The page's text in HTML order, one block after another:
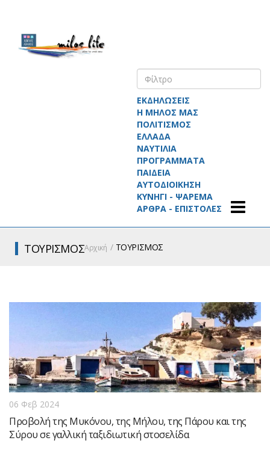
ΕΚΔΗΛΩΣΕΙΣ
Η ΜΗΛΟΣ ΜΑΣ
ΠΟΛΙΤΙΣΜΟΣ
ΕΛΛΑΔΑ
ΝΑΥΤΙΛΙΑ
ΠΡΟΓΡΑΜΜΑΤΑ
ΠΑΙΔΕΙΑ
ΑΥΤΟΔΙΟΙΚΗΣΗ
ΚΥΝΗΓΙ - ΨΑΡΕΜΑ
ΑΡΘΡΑ - ΕΠΙΣΤΟΛΕΣ
ΤΟΥΡΙΣΜΟΣΑρχική ΤΟΥΡΙΣΜΟΣ
06 Φεβ 2024
Προβολή της Μυκόνου, της Μήλου, της Πάρου και της
Σύρου σε γαλλική ταξιδιωτική στοσελίδα